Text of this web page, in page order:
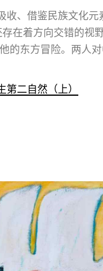
收、借鉴民族文化元
在着方向交错的视野
的东方冒险。两人
二自然（上）